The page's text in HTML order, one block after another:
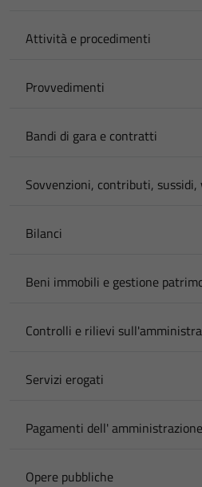
Attività e procedimenti
Provvedimenti
Bandi di gara e contratti
Sovvenzioni, contributi, sussidi,
Bilanci
Beni immobili e gestione
Controlli e rilievi
Servizi erogati
Pagamenti dell' amministrazione
Opere pubbliche